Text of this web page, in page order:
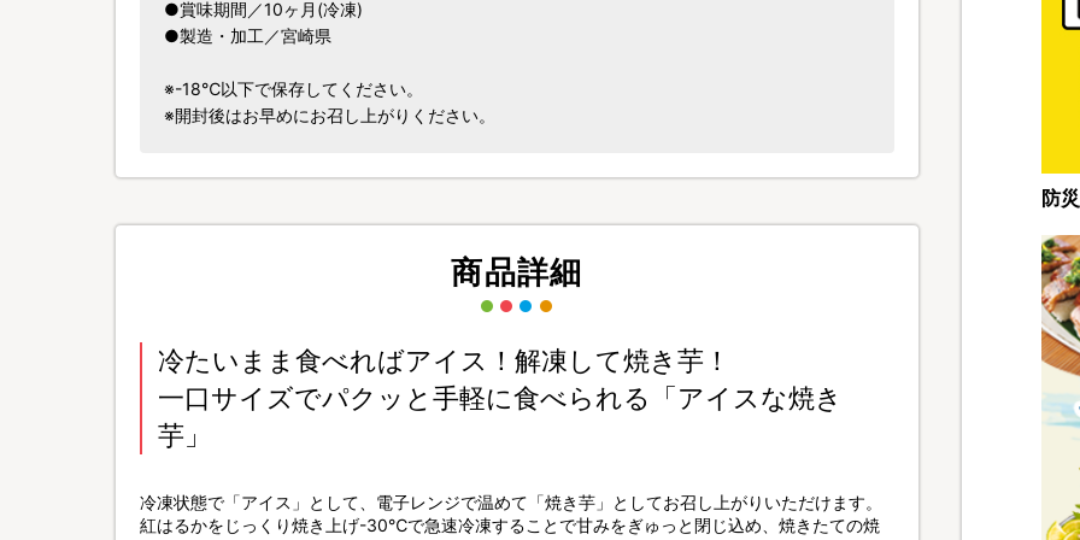
●賞味期間／10ヶ月(冷凍)
●製造・加工／宮崎県
※-18℃以下で保存してください。
※開封後はお早めにお召し上がりください。
商品詳細
冷たいまま食べればアイス！解凍して焼き芋！
一口サイズでパクッと手軽に食べられる「アイスな焼き
芋」
冷凍状態で「アイス」として、電子レンジで温めて「焼き芋」としてお召し上がりいただけます。
紅はるかをじっくり焼き上げ-30℃で急速冷凍することで甘みをぎゅっと閉じ込め、焼きたての焼
防